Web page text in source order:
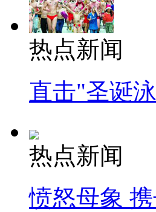
热点新闻
直击"圣诞
热点新闻
愤怒母象